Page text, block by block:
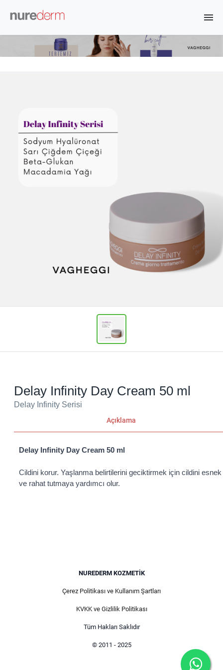
Delay Infinity Day Cream 50 ml
Delay Infinity Serisi
Açıklama
Delay Infinity Day Cream 50 ml
Cildini korur. Yaşlanma belirtilerini geciktirmek için cildini esnek
ve rahat tutmaya yardımcı olur.
NUREDERM KOZMETIK
Çerez Politikası ve Kullanım Şartları
KVKK ve Gizlilik Politikası
Tüm Hakları Saklıdır
© 2011 - 2025